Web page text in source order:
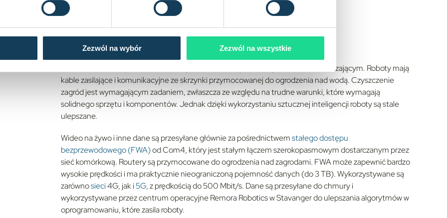
Zezwól na wybór Zezwól na wszystkie
zmniejsza produkcję ryb.
Remora Robotics opracowała coś, co jest zasadniczo podwodnym robotem odkurzającym. Roboty mają
kable zasilające i komunikacyjne ze skrzynki przymocowanej do ogrodzenia nad wodą. Czyszczenie
zagród jest wymagającym zadaniem, zwłaszcza ze względu na trudne warunki, które wymagają
solidnego sprzętu i komponentów. Jednak dzięki wykorzystaniu sztucznej inteligencji roboty są stale
ulepszane.
Wideo na żywo i inne dane są przesyłane głównie za pośrednictwemstałego dostępu
bezprzewodowego (FWA)od Com4, który jest stałym łączem szerokopasmowym dostarczanym przez
sieć komórkową. Routery są przymocowane do ogrodzenia nad zagrodami. FWA może zapewnić bardzo
wysokie prędkości i ma praktycznie nieograniczoną pojemność danych (do 3 TB). Wykorzystywane są
zarównosieci4G, jak i5G, z prędkością do 500 Mbit/s. Dane są przesyłane do chmury i
wykorzystywane przez centrum operacyjne Remora Robotics w Stavanger do ulepszania algorytmów w
oprogramowaniu, które zasila roboty.